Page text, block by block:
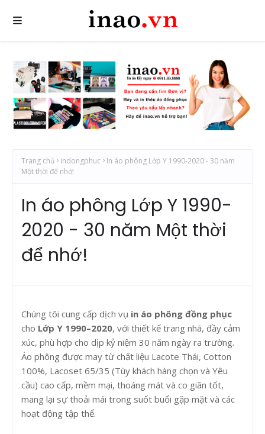
Trang chủ indongphuc
In áo phông Lớp Y 1990-2020 - 30 năm
Một thời để nhớ!
In áo phông Lớp Y 1990-
2020 - 30 năm Một thời
để nhớ!
Chúng tôi cung cấp dịch vụ in áo phông đồng phục
cho Lớp Y 1990–2020, với thiết kế trang nhã, đầy cảm
xúc, phù hợp cho dịp kỷ niệm 30 năm ngày ra trường.
Áo phông được may từ chất liệu Lacote Thái, Cotton
100%, Lacoset 65/35 (Tùy khách hàng chọn và Yêu
cầu) cao cấp, mềm mại, thoáng mát và co giãn tốt,
mang lại sự thoải mái trong suốt buổi gặp mặt và các
hoạt động tập thể.